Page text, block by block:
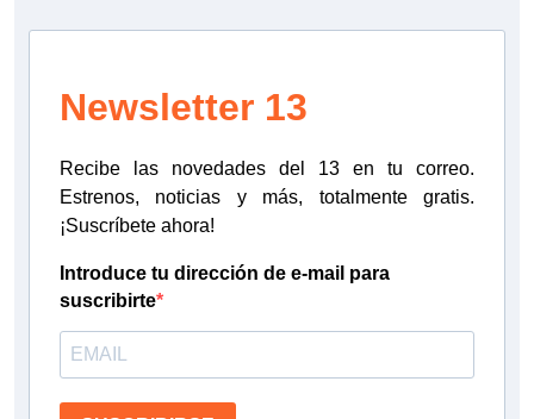
Newsletter 13
Recibe las novedades del 13 en tu correo.
Estrenos, noticias y más, totalmente gratis.
¡Suscríbete ahora!
Introduce tu dirección de e-mail para
suscribirte